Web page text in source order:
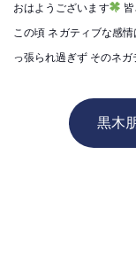
おはようございます
この頃 ネガティブな感
っ張られ過ぎず そのネ
黒木